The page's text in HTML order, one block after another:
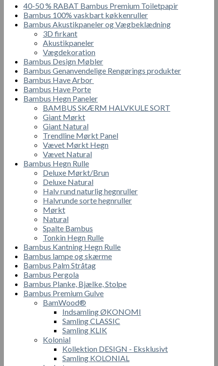
40-50 % RABAT Bambus Premium Toiletpapir
Bambus 100% vaskbart køkkenruller
Bambus Akustikpaneler og Vægbeklædning
3D firkant
Akustikpaneler
Vægdekoration
Bambus Design Møbler
Bambus Genanvendelige Rengørings produkter
Bambus Have Arbor
Bambus Have Porte
Bambus Hegn Paneler
BAMBUS SKÆRM HALVKULE SORT
Giant Mørkt
Giant Natural
Trendline Mørkt Panel
Vævet Mørkt Hegn
Vævet Natural
Bambus Hegn Rulle
Deluxe Mørkt/Brun
Deluxe Natural
Halv rund naturlig hegnruller
Halvrunde sorte hegnruller
Mørkt
Natural
Spalte Bambus
Tonkin Hegn Rulle
Bambus Kantning Hegn Rulle
Bambus lampe og skærme
Bambus Palm Stråtag
Bambus Pergola
Bambus Planke, Bjælke, Stolpe
Bambus Premium Gulve
BamWood®
Indsamling ØKONOMI
Samling CLASSIC
Samling KLIK
Kolonial
Kollektion DESIGN - Eksklusivt
Samling KOLONIAL